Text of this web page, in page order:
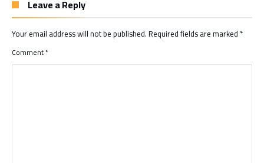
Leave a Reply
Your email address will not be published.Required fields are marked*
Comment*